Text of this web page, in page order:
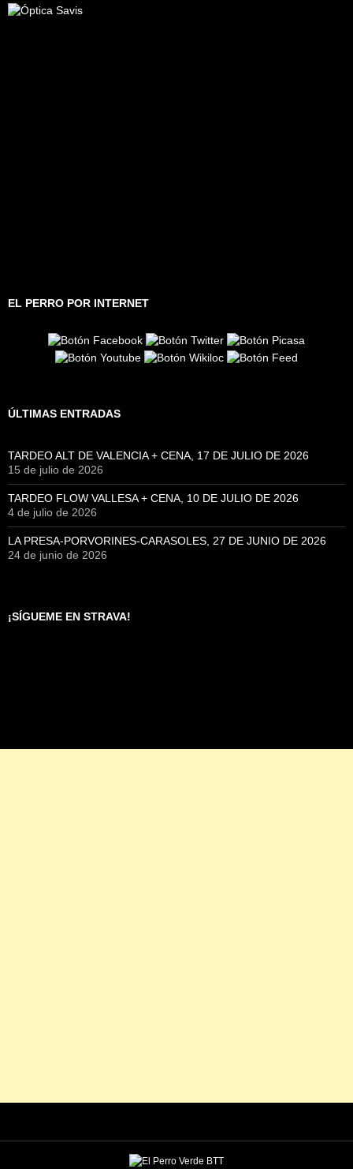
EL PERRO POR INTERNET
ÚLTIMAS ENTRADAS
TARDEO ALT DE VALENCIA + CENA, 17 DE JULIO DE 2026
15 de julio de 2026
TARDEO FLOW VALLESA + CENA, 10 DE JULIO DE 2026
4 de julio de 2026
LA PRESA-PORVORINES-CARASOLES, 27 DE JUNIO DE 2026
24 de junio de 2026
¡SÍGUEME EN STRAVA!